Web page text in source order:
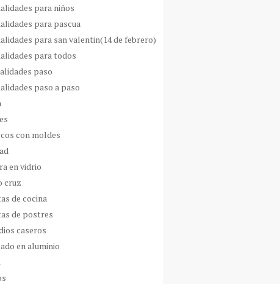
para niños
para pascua
para san valentin(14 de febrero)
para todos
paso
paso a paso
con moldes
en vidrio
cruz
de cocina
de postres
caseros
en aluminio